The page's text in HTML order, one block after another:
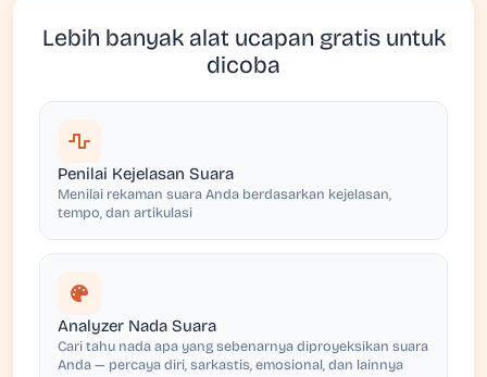
Lebih banyak alat ucapan gratis untuk
dicoba
Penilai Kejelasan Suara
Menilai rekaman suara Anda berdasarkan kejelasan,
tempo, dan artikulasi
Analyzer Nada Suara
Cari tahu nada apa yang sebenarnya diproyeksikan suara
Anda — percaya diri, sarkastis, emosional, dan lainnya